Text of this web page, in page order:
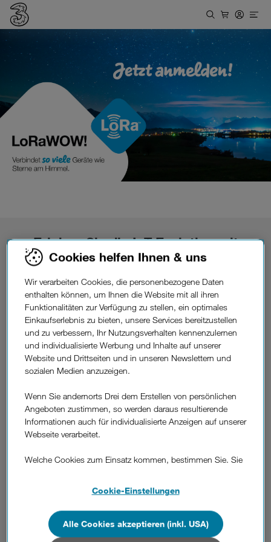
Erleben Sie die IoT Evolution mit
LoRaWAN–
Vernetzte Technologien neu gedacht!
Datum:
28. November 2024 | 16.00 – 19.00 Uhr
Ort:
Drei Zentrale | Brünner Straße 52 | 1210 Wien
16.00 Uhr:
Eintreffen der Gäste
Begrüßung durch Philipp Jennewein (Drei Österreich | IoT
Danach Keynotes mit Best Practise Beispielen von
• Edward Sommerville (Drei Österreich) „Grundlagen und
Einführung in LoRaWAN: Technologie, Einsatzmöglichkeiten
und Vorteile“
Cookies helfen Ihnen & uns
Wir verarbeiten Cookies, die personenbezogene Daten
enthalten können, um Ihnen die Website mit all ihren
Funktionalitäten zur Verfügung zu stellen, ein optimales
Einkaufserlebnis zu bieten, unsere Services bereitzustellen
und zu verbessern, Ihr Nutzungsverhalten kennenzulernen
und individualisierte Werbung und Inhalte auf unserer
Website und Drittseiten und in unseren Newslettern und
sozialen Medien anzuzeigen.
Wenn Sie andernorts Drei dem Erstellen von persönlichen
Angeboten zustimmen, so werden daraus resultierende
Informationen auch für individualisierte Anzeigen auf unserer
Webseite verarbeitet.
Welche Cookies zum Einsatz kommen, bestimmen Sie. Sie
Wenn Sie allen Cookies zustimmen, werden auch Cookies
von Drittanbietern verarbeitet, die Ihre Daten in Ländern
Cookie-Einstellungen
Alle Cookies akzeptieren (inkl. USA)